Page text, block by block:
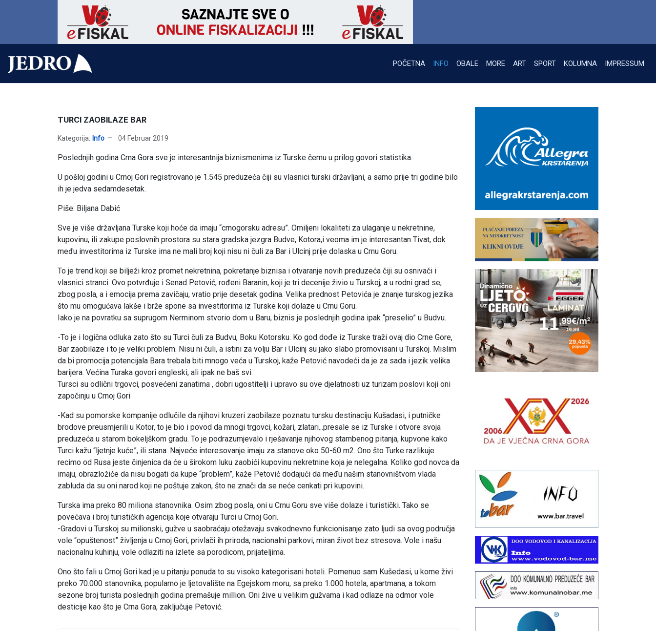
POČETNA INFO OBALE MORE ART SPORT KOLUMNA IMPRESSUM
TURCI ZAOBILAZE BAR
Kategorija: Info 04 Februar 2019
Poslednjih godina Crna Gora sve je interesantnija biznismenima iz Turske čemu u prilog govori statistika.
U pošloj godini u Crnoj Gori registrovano je 1.545 preduzeća čiji su vlasnici turski državljani, a samo prije tri godine bilo
ih je jedva sedamdesetak.
Piše: Biljana Dabić
Sve je više državljana Turske koji hoće da imaju “crnogorsku adresu”. Omiljeni lokaliteti za ulaganje u nekretnine,
kupovinu, ili zakupe poslovnih prostora su stara gradska jezgra Budve, Kotora,i veoma im je interesantan Tivat, dok
među investitorima iz Turske ima ne mali broj koji nisu ni čuli za Bar i Ulcinj prije dolaska u Crnu Goru.
To je trend koji se bilježi kroz promet nekretnina, pokretanje biznisa i otvaranje novih preduzeća čiji su osnivači i
vlasnici stranci. Ovo potvrđuje i Senad Petović, rođeni Baranin, koji je tri decenije živio u Turskoj, a u rodni grad se,
zbog posla, a i emocija prema zavičaju, vratio prije desetak godina. Velika prednost Petovića je znanje turskog jezika
što mu omogućava lakše i brže spone sa investitorima iz Turske koji dolaze u Crnu Goru.
Iako je na povratku sa suprugom Nerminom stvorio dom u Baru, biznis je poslednjih godina ipak “preselio” u Budvu.
-To je i logična odluka zato što su Turci čuli za Budvu, Boku Kotorsku. Ko god dođe iz Turske traži ovaj dio Crne Gore,
Bar zaobilaze i to je veliki problem. Nisu ni čuli, a istini za volju Bar i Ulcinj su jako slabo promovisani u Turskoj. Mislim
da bi promocija potencijala Bara trebala biti mnogo veća u Turskoj, kaže Petović navodeći da je za sada i jezik velika
barijera. Većina Turaka govori engleski, ali ipak ne baš svi.
Tursci su odlični trgovci, posvećeni zanatima , dobri ugostitelji i upravo su ove djelatnosti uz turizam poslovi koji oni
započinju u Crnoj Gori
-Kad su pomorske kompanije odlučile da njihovi kruzeri zaobilaze poznatu tursku destinaciju Kušadasi, i putničke
brodove preusmjerili u Kotor, to je bio i povod da mnogi trgovci, kožari, zlatari...presale se iz Turske i otvore svoja
preduzeća u starom bokeljškom gradu. To je podrazumjevalo i rješavanje njihovog stambenog pitanja, kupvone kako
Turci kažu “ljetnje kuće”, ili stana. Najveće interesovanje imaju za stanove oko 50-60 m2. Ono što Turke razlikuje
recimo od Rusa jeste činjenica da će u širokom luku zaobići kupovinu nekretnine koja je nelegalna. Koliko god novca da
imaju, obrazložiće da nisu bogati da kupe “problem”, kaže Petović dodajući da među našim stanovništvom vlada
zabluda da su oni narod koji ne poštuje zakon, što ne znači da se neće cenkati pri kupovini.
Turska ima preko 80 miliona stanovnika. Osim zbog posla, oni u Crnu Goru sve više dolaze i turistički. Tako se
povećava i broj turističkih agencija koje otvaraju Turci u Crnoj Gori.
-Gradovi u Turskoj su milionski, gužve u saobraćaju otežavaju svakodnevno funkcionisanje zato ljudi sa ovog područja
vole “opuštenost” življenja u Crnoj Gori, privlači ih priroda, nacionalni parkovi, miran život bez stresova. Vole i našu
nacionalnu kuhinju, vole odlaziti na izlete sa porodicom, prijateljima.
Ono što fali u Crnoj Gori kad je u pitanju ponuda to su visoko kategorisani hoteli. Pomenuo sam Kušedasi, u kome živi
preko 70.000 stanovnika, popularno je ljetovalište na Egejskom moru, sa preko 1.000 hotela, apartmana, a tokom
sezone broj turista poslednjih godina premašuje million. Oni žive u velikim gužvama i kad odlaze na odmor vole
desticije kao što je Crna Gora, zaključuje Petović.